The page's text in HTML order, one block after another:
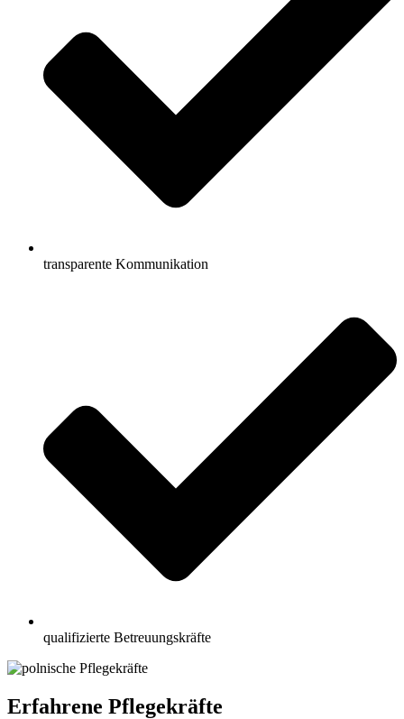
transparente Kommunikation
qualifizierte Betreuungskräfte
Erfahrene Pflegekräfte